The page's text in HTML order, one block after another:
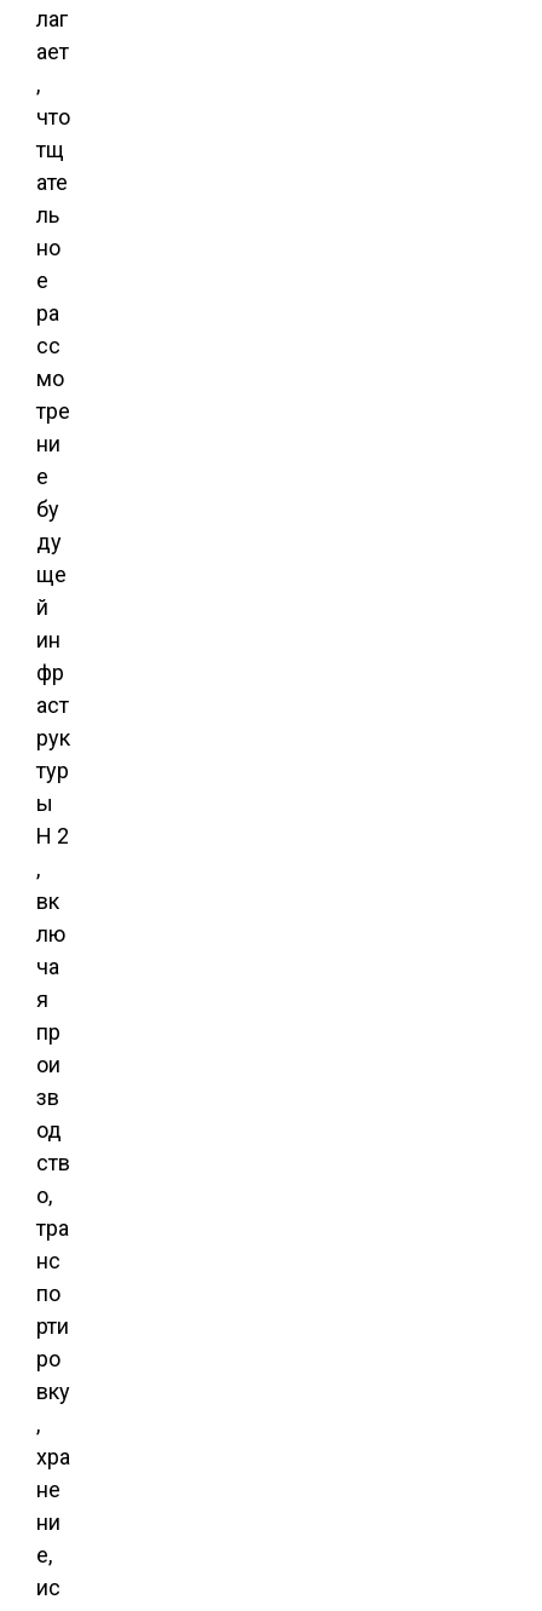
лаг
ает
,
что
тщ
ате
ль
но
е
ра
сс
мо
тре
ни
е
бу
ду
ще
й
ин
фр
аст
рук
тур
ы
H 2
,
вк
лю
ча
я
пр
ои
зв
од
ств
о,
тра
нс
по
рти
ро
вку
,
хра
не
ни
е,
ис